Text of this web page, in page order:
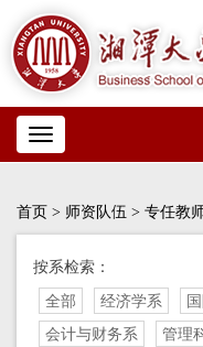
Toggle
navigation
首页 > 师资队伍 > 专任教
按系检索：
全部 经济学系
会计与财务系
管理